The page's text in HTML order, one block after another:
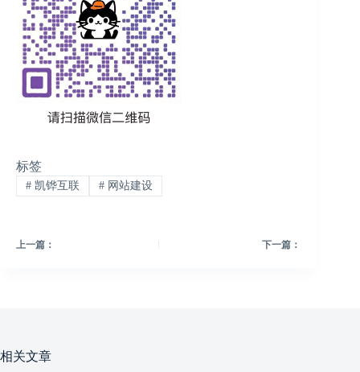
标签
#凯铧互联 #网站建设
上一篇： 下一篇：
相关文章